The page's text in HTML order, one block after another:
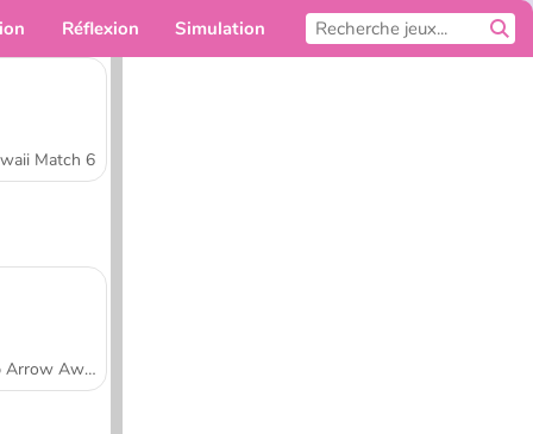
Réflexion Simulation
Match 6
Tap Arrow Away